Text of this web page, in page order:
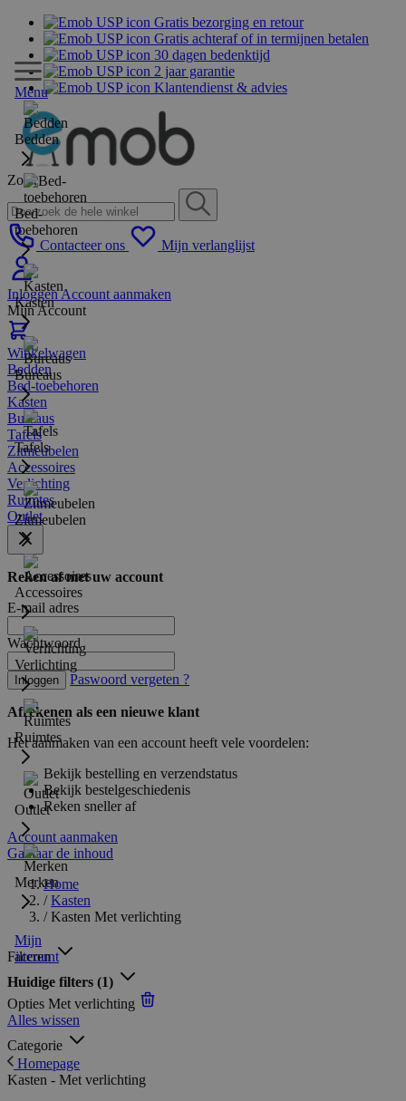
Gratis bezorging en retour
Gratis achteraf of in termijnen betalen
30 dagen bedenktijd
2 jaar garantie
Klantendienst & advies
Zoek
Contacteer ons Mijn verlanglijst
InloggenAccount aanmaken
Mijn Account
Winkelwagen
Menu
Bedden
Bed-
toebehoren
Kasten
Bureaus
Tafels
Zitmeubelen
Accessoires
Verlichting
Ruimtes
Outlet
Merken
Mijn
account
Bedden
Bed-toebehoren
Kasten
Bureaus
Tafels
Zitmeubelen
Accessoires
Verlichting
Ruimtes
Outlet
Reken af met uw account
E-mail adres
Wachtwoord
Inloggen Paswoord vergeten ?
Afrekenen als een nieuwe klant
Het aanmaken van een account heeft vele voordelen:
Bekijk bestelling en verzendstatus
Bekijk bestelgeschiedenis
Reken sneller af
Account aanmaken
Ga naar de inhoud
Home
/ Kasten
/ Kasten Met verlichting
Filteren
Huidige filters (1)
Opties Met verlichting
Alles wissen
Categorie
Homepage
Kasten - Met verlichting